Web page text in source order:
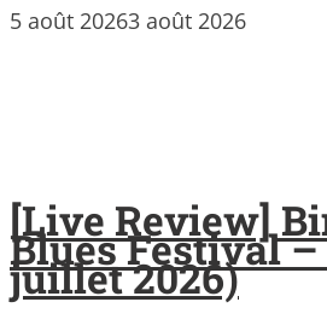
5 août 20263 août 2026
[Live Review]
Blues Festival
juillet 2026)